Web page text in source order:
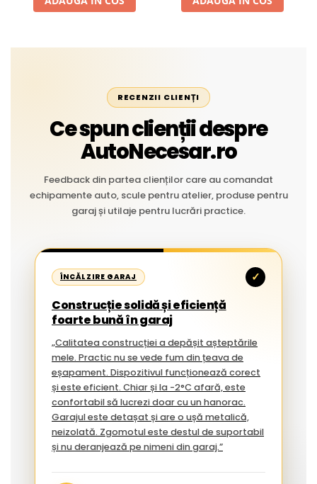
RECENZII CLIENȚI
Ce spun clienții despre
AutoNecesar.ro
Feedback din partea clienților care au comandat
echipamente auto, scule pentru atelier, produse pentru
garaj și utilaje pentru lucrări practice.
ÎNCĂLZIRE GARAJ ✓
Construcție solidă și eficiență
foarte bună în garaj
„Calitatea construcției a depășit așteptările
mele. Practic nu se vede fum din țeava de
eșapament. Dispozitivul funcționează corect
și este eficient. Chiar și la -2°C afară, este
confortabil să lucrezi doar cu un hanorac.
Garajul este detașat și are o ușă metalică,
neizolată. Zgomotul este destul de suportabil
și nu deranjează pe nimeni din garaj.”